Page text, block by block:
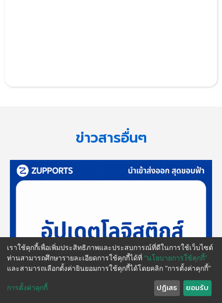
ข่าวสารอื่นๆ
เราใช้คุกกี้เพื่อเพิ่มประสิทธิภาพและประสบการณ์ที่ดีในการใช้เว็บไซต์
ท่านสามารถศึกษารายละเอียดการใช้คุกกี้ได้ที่ “นโยบายการใช้คุกกี้”
และสามารถเลือกตั้งค่ายินยอมการใช้คุกกี้ได้โดยคลิก “การตั้งค่าคุกกี้”
การตั้งค่าคุกกี้ ปฏิเสธ ยอมรับ